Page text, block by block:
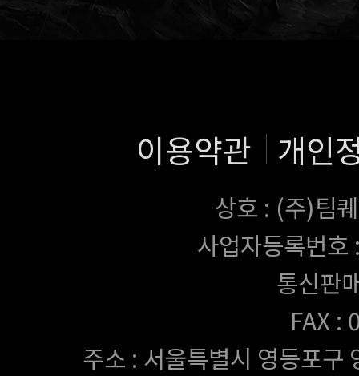
이용약관 개인
상호 : (주)팀
사업자등록번
통신판
FAX
주소 : 서울특별시 영등포